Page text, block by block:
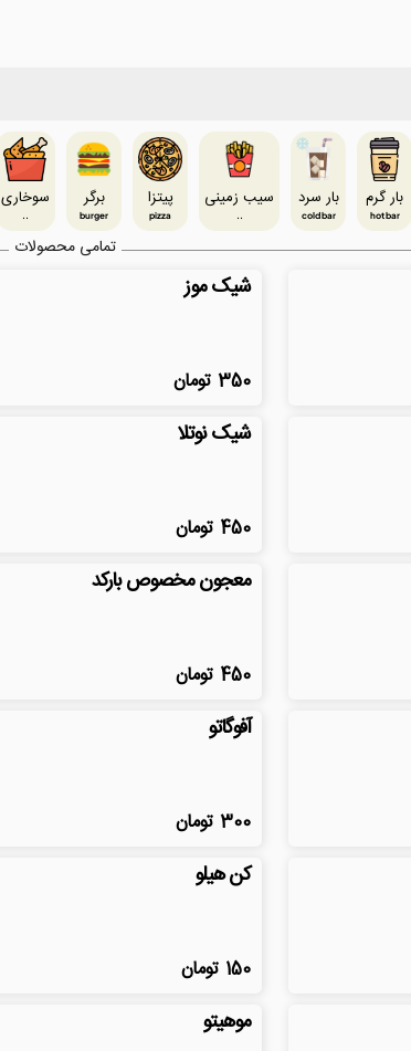
بار گرم
hot bar
بار سرد
cold bar
سیب زمینی
..
پیتزا
pizza
برگر
burger
سوخاری
..
تمامی محصولات
شیک موز
350 تومان
شیک نوتلا
450 تومان
معجون مخصوص بارکد
450 تومان
آفوگاتو
300 تومان
کن هیلو
150 تومان
موهیتو